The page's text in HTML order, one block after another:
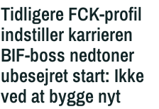
Tidligere FCK-profil
indstiller karrieren
BIF-boss nedtoner
ubesejret start: Ikke
ved at bygge nyt